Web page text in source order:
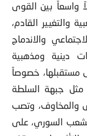
والتغييرالقادم،
والاندماج
دينية ومذهبية
مستقبلها، خصوصاً
مثل جبهة السلطة
والمخاوف، وتصب
الشعب السوري، على
والتأثير على موقف